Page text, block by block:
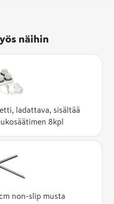
näihin
ladattava, sisältää
8kpl
non-slip musta